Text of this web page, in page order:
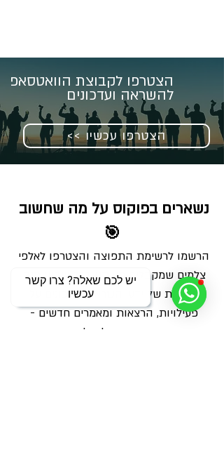
יש לכם שאלה? צרו קשר
עכשיו
הצטרפו לקבוצת הוואטסאפ
להשראה ועדכונים
<< הצטרפו עכשיו
🎯
פעילויות, הרצאות ומאמרים חדשים -
ישירות למייל